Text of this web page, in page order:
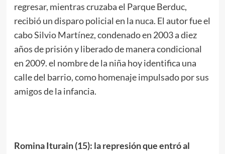
regresar, mientras cruzaba el Parque Berduc,
recibió un disparo policial en la nuca. El autor fue el
cabo Silvio Martínez, condenado en 2003 a diez
años de prisión y liberado de manera condicional
en 2009. el nombre de la niña hoy identifica una
calle del barrio, como homenaje impulsado por sus
amigos de la infancia.
Romina Iturain (15): la represión que entró al